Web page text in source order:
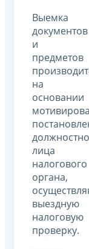
Выемка
документов
и
предметов
на
основании
лица
налогового
органа,
выездную
налоговую
проверку.